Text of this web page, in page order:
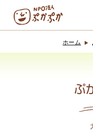
ホーム
ぷ